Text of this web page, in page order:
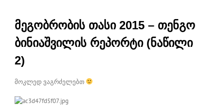
მეგობრობის თასი 2015 – თენგო
ბინიაშვილის რეპორტი (ნაწილი
2)
მოკლედ ვაგრძელებთ